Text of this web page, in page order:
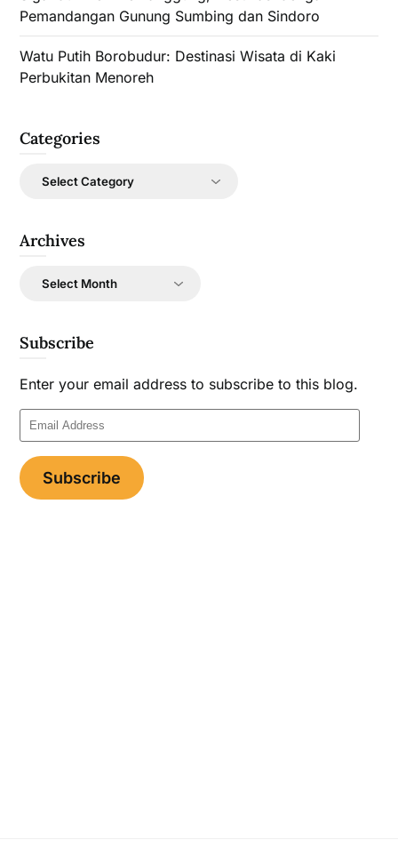
Pemandangan Gunung Sumbing dan Sindoro
Watu Putih Borobudur: Destinasi Wisata di Kaki
Perbukitan Menoreh
Categories
Categories
Archives
Archives
Subscribe
Enter your email address to subscribe to this blog.
Email
Address
Subscribe